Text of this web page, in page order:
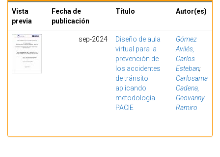
Vista
previa
Fecha de
publicación
Título Autor(es)
sep-2024
Diseño de aula
virtual para la
prevención de
los accidentes
de tránsito
aplicando
metodología
PACIE
Gómez
Avilés,
Carlos
Esteban;
Carlosama
Cadena,
Geovanny
Ramiro